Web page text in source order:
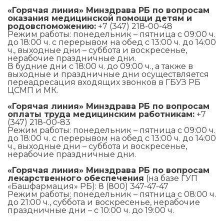
«Горячая линия» Минздрава РБ по вопросам
оказания медицинской помощи детям и
родовспоможению: +7 (347) 218-00-48
Режим работы: понедельник – пятница с 09:00 ч.
до 18:00 ч. с перерывом на обед с 13:00 ч. до 14:00
ч., выходные дни – суббота и воскресенье,
нерабочие праздничные дни.
В будние дни с 18:00 ч. до 09:00 ч., а также в
выходные и праздничные дни осуществляется
переадресация входящих звонков в ГБУЗ РБ
ЦСМП и МК.
«Горячая линия» Минздрава РБ по вопросам
оплаты труда медицинским работникам: +7
(347) 218-00-83
Режим работы: понедельник – пятница с 09:00 ч.
до 18:00 ч. с перерывом на обед с 13:00 ч. до 14:00
ч., выходные дни – суббота и воскресенье,
нерабочие праздничные дни.
«Горячая линия» Минздрава РБ по вопросам
лекарственного обеспечения (на базе ГУП
«Башфармация» РБ): 8 (800) 347-47-47
Режим работы: понедельник – пятница с 08:00 ч.
до 21:00 ч., суббота и воскресенье, нерабочие
праздничные дни – с 10:00 ч. до 19:00 ч.